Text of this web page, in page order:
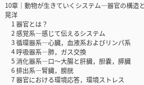
10章｜動物が生きていくシステム―器官の構造
晃洋
1 器官とは？
2 感覚系―感じて伝えるシステム
3 循環器系―心臓，血液系およびリンパ系
4 呼吸器系―肺，ガス交換
5 消化器系―口〜大腸と肝臓，胆嚢，膵臓
6 排出系―腎臓，膀胱
7 器官における環境応答，環境ストレス